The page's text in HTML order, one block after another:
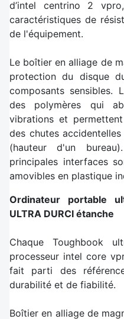
d’intel centrino 2
caractéristiques de
de l'équipement.
Le boîtier en alliage de
protection du disque
composants sensibles.
des polymères qui
vibrations et
des chutes
(hauteur d'un
principales interfaces
amovibles en plastique
Ordinateur portable
ULTRA DURCI étanche
Chaque Toughbook
processeur intel core
fait parti des
durabilité et de fiabilité.
Boîtier en alliage de